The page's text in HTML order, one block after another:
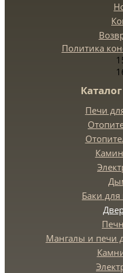
Политика
Печи
Баки
Мангалы и печи